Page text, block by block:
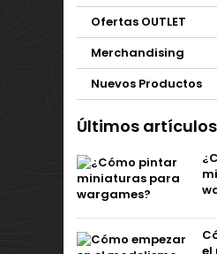
Ofertas OUTLET
Merchandising
Nuevos Productos
Últimos